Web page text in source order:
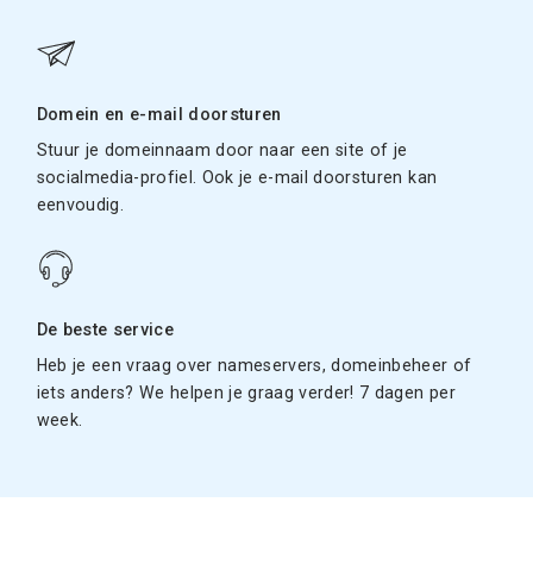
Domein en e-mail doorsturen
Stuur je domeinnaam door naar een site of je
socialmedia-profiel. Ook je e-mail doorsturen kan
eenvoudig.
De beste service
Heb je een vraag over nameservers, domeinbeheer of
iets anders? We helpen je graag verder! 7 dagen per
week.